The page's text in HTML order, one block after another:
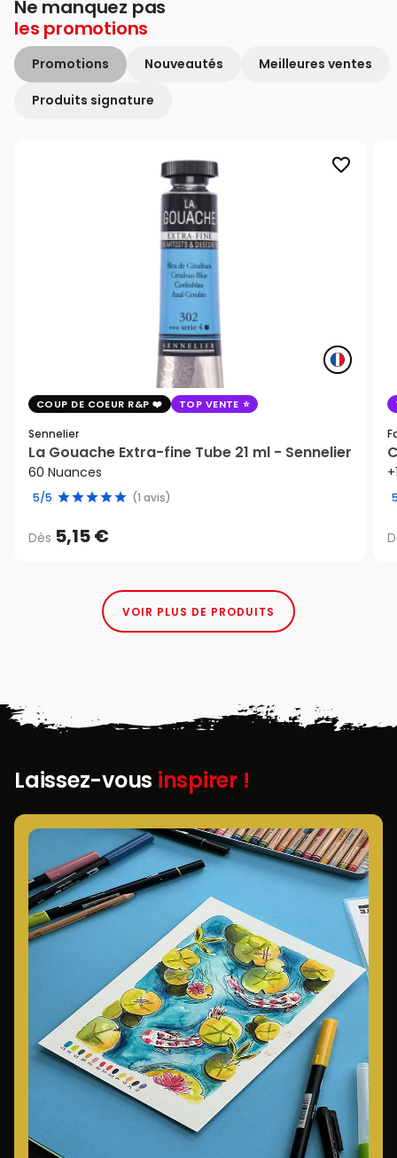
Ne manquez pas
les promotions
Promotions Nouveautés Meilleures ventes
Produits signature
favorite_border
COUP DE COEUR R&P TOP VENTE
Sennelier
La Gouache Extra-fine Tube 21 ml - Sennelier
60 Nuances
5/5 (1 avis)
Dès 5,15 €
VOIR PLUS DE PRODUITS
Laissez-vous inspirer !